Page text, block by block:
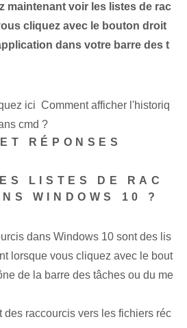
maintenant voir les listes de rac
cliquez avec le bouton droit
dans votre barre des t
ici Comment afficher l'historiq
cmd ?
RÉPONSES
LISTES DE RAC
WINDOWS 10 ?
dans Windows 10 sont des lis
lorsque vous cliquez avec le bout
de la barre des tâches ou du me
des raccourcis vers les fichiers réc